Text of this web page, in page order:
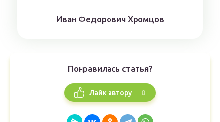
Иван Федорович Хромцов
Понравилась статья?
Лайк автору 0